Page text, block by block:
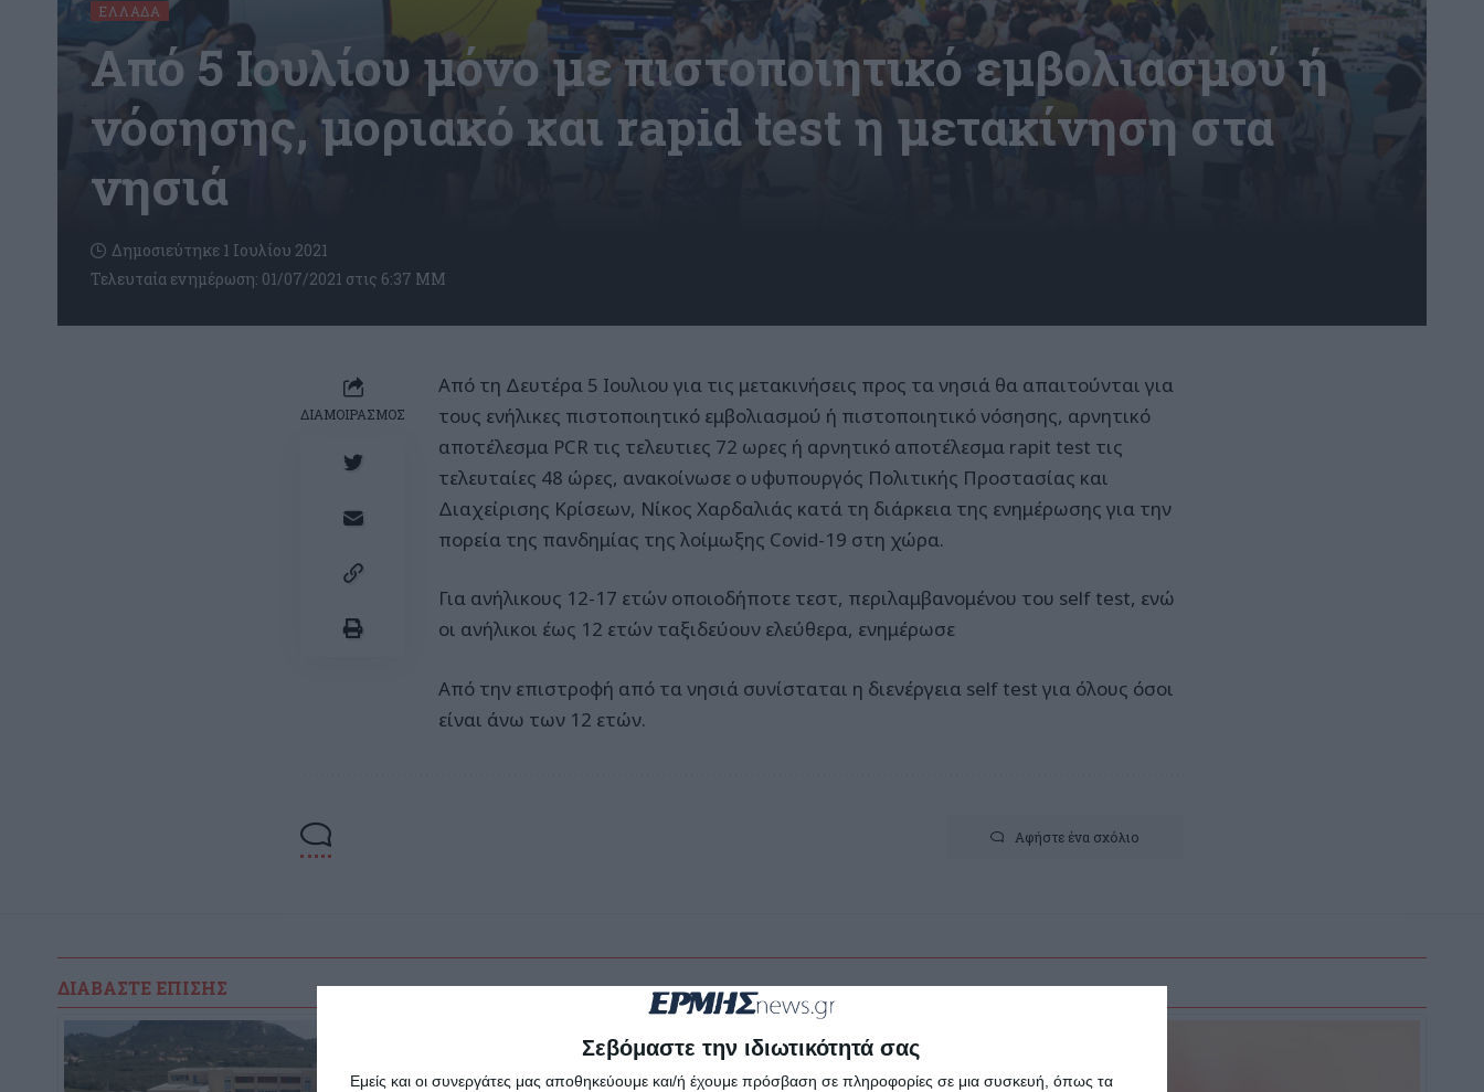
Σεβόμαστε την ιδιωτικότητά σας
Εμείς και οι συνεργάτες μας αποθηκεύουμε και/ή έχουμε πρόσβαση σε πληροφορίες σε μια συσκευή, όπως τα
ΕΛΛΆΔΑ
Από 5 Ιουλίου μόνο με πιστοποιητικό εμβολιασμού ή
νόσησης, μοριακό και rapid test η μετακίνηση στα
νησιά
Τελευταία ενημέρωση: 01/07/2021 στις 6:37 ΜΜ
Δημοσιεύτηκε 1 Ιουλίου 2021
ΔΙΑΜΟΙΡΑΣΜΟΣ
Από τη Δευτέρα 5 Ιουλιου για τις μετακινήσεις προς τα νησιά θα απαιτούνται για
τους ενήλικες πιστοποιητικό εμβολιασμού ή πιστοποιητικό νόσησης, αρνητικό
αποτέλεσμα PCR τις τελευτιες 72 ωρες ή αρνητικό αποτέλεσμα rapit test τις
τελευταίες 48 ώρες, ανακοίνωσε ο υφυπουργός Πολιτικής Προστασίας και
Διαχείρισης Κρίσεων, Νίκος Χαρδαλιάς κατά τη διάρκεια της ενημέρωσης για την
πορεία της πανδημίας της λοίμωξης Covid-19 στη χώρα.
Για ανήλικους 12-17 ετών οποιοδήποτε τεστ, περιλαμβανομένου του self test, ενώ
οι ανήλικοι έως 12 ετών ταξιδεύουν ελεύθερα, ενημέρωσε
Από την επιστροφή από τα νησιά συνίσταται η διενέργεια self test για όλους όσοι
είναι άνω των 12 ετών.
Αφήστε ένα σχόλιο
ΔΙΑΒΆΣΤΕ ΕΠΊΣΗΣ